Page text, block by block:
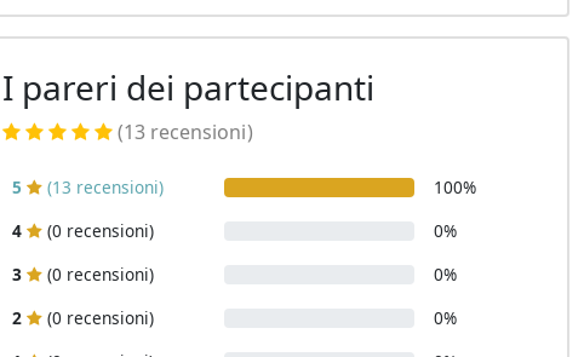
I pareri dei partecipanti
(13 recensioni)
5 (13 recensioni)
100%
4
(0 recensioni)
0%
3
(0 recensioni)
0%
2
(0 recensioni)
0%